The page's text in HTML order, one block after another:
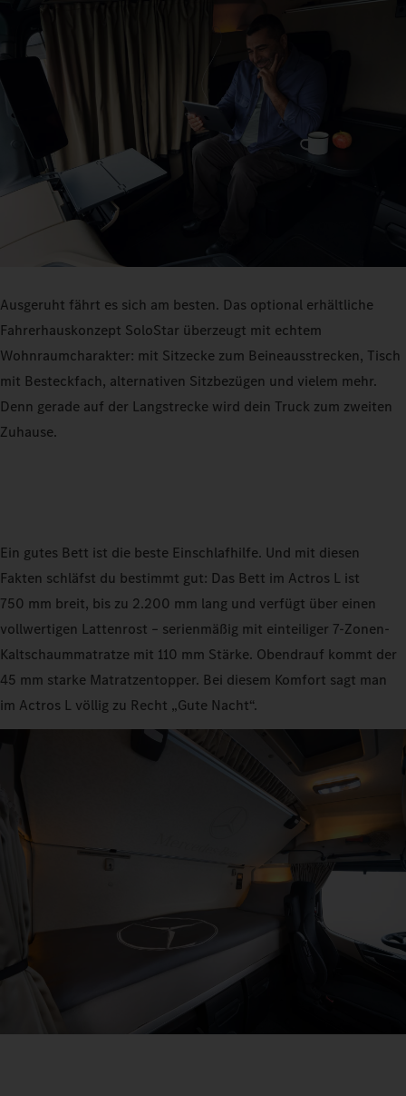
Ausgeruht fährt es sich am besten. Das optional erhältliche
Fahrerhauskonzept SoloStar überzeugt mit echtem
Wohnraumcharakter: mit Sitzecke zum Beineausstrecken, Tisch
mit Besteckfach, alternativen Sitzbezügen und vielem mehr.
Denn gerade auf der Langstrecke wird dein Truck zum zweiten
Zuhause.
Ein gutes Bett ist die beste Einschlafhilfe. Und mit diesen
Fakten schläfst du bestimmt gut: Das Bett im Actros L ist
750 mm breit, bis zu 2.200 mm lang und verfügt über einen
vollwertigen Lattenrost – serienmäßig mit einteiliger 7-Zonen-
Kaltschaummatratze mit 110 mm Stärke. Obendrauf kommt der
45 mm starke Matratzentopper. Bei diesem Komfort sagt man
im Actros L völlig zu Recht „Gute Nacht“.